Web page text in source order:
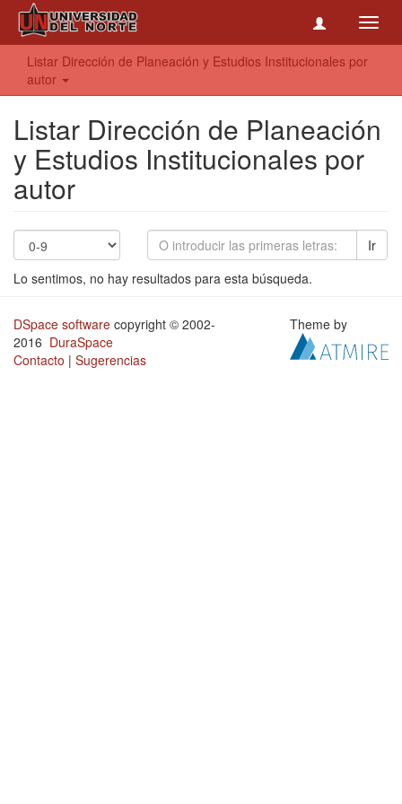
Listar Dirección de Planeación y Estudios Institucionales por
autor
Listar Dirección de Planeación
y Estudios Institucionales por
autor
Ir
Lo sentimos, no hay resultados para esta búsqueda.
DSpace software copyright © 2002-
2016 DuraSpace
Contacto | Sugerencias
Theme by